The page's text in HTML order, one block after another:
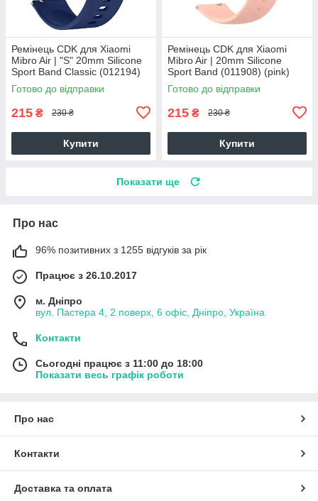
Ремінець CDK для Xiaomi
Mibro Air | "S" 20mm Silicone
Sport Band Classic (012194)
(dark blue)
Готово до відправки
215 ₴ 230 ₴
Купити
Ремінець CDK для Xiaomi
Mibro Air | 20mm Silicone
Sport Band (011908) (pink)
Готово до відправки
215 ₴ 230 ₴
Купити
Показати ще
Про нас
96% позитивних з 1255 відгуків за рік
Працює з 26.10.2017
м. Дніпро
вул. Пастера 4, 2 поверх, 6 офіс, Дніпро, Україна
Контакти
Сьогодні працює з 11:00 до 18:00
Показати весь графік роботи
Про нас
Контакти
Доставка та оплата